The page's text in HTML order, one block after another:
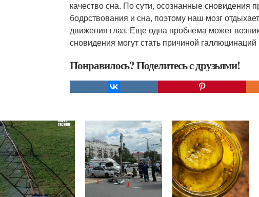
качество сна. По сути, осознанные сновидения
бодрствования и сна, поэтому наш мозг
движения глаз. Еще одна проблема может
сновидения могут стать причиной
Понравилось? Поделитесь с друзьями!